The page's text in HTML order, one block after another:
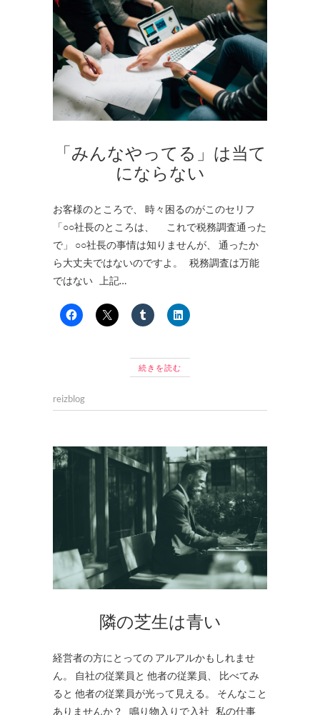
「みんなやってる」は当て
にならない
お客様のところで、 時々困るのがこのセリフ
「○○社長のところは、 これで税務調査通った
で」 ○○社長の事情は知りませんが、 通ったか
ら大丈夫ではないのですよ。 税務調査は万能
ではない 上記…
続きを読む
reizblog
隣の芝生は青い
経営者の方にとっての アルアルかもしれませ
ん。 自社の従業員と 他者の従業員、 比べてみ
ると 他者の従業員が光って見える。 そんなこと
ありませんか？ 鳴り物入りで入社 私の仕事